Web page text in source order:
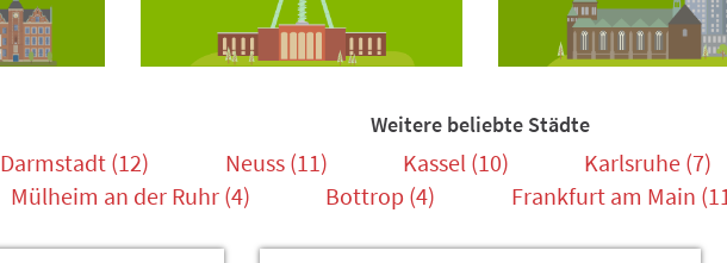
Weitere beliebte Städte
Darmstadt (12) Neuss (11) Kassel (10) Karlsruhe (7)
Mülheim an der Ruhr (4)
Bottrop (4) Frankfurt am Main